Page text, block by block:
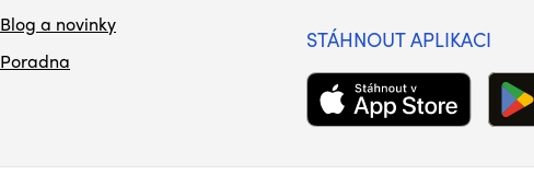
Blog a novinky
Poradna
STÁHNOUT APLIKACI